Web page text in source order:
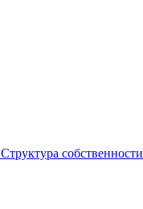
Структура собственности